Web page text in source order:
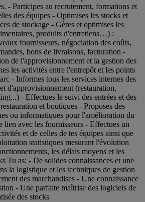
- Participes au recrutement, formations et
des équipes - Optimises les stocks et
de stockage - Gères et optimises les
produits d'entretiens…) :
fournisseurs, négociation des coûts,
bons de livraisons, facturation -
de l'approvisionnement et la gestion des
les activités entre l'entrepôt et les points
- Informes tous les services internes des
d'approvisionnement (restauration,
- Effectues le suivi des entrées et des
et boutiques - Proposes des
ou informatiques pour l'amélioration du
lien avec les fournisseurs - Effectues un
et de celles de tes équipes ainsi que
statistiques mesurant l'évolution
les délais moyens et les
Tu as: - De solides connaissances et une
la logistique et les techniques de gestion
des marchandises - Une connaissance
- Une parfaite maîtrise des logiciels de
des stocks